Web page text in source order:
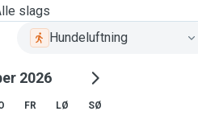
slags
Hundeluftning
2026
FR LØ SØ